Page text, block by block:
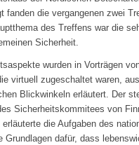
fanden die vergangenen zwei
des Treffens war die
Sicherheit.
wurden in Vorträgen
virtuell zugeschaltet waren, aus
Blickwinkeln erläutert. Der
Sicherheitskommitees von
erläuterte die Aufgaben des
Grundlagen dafür, dass